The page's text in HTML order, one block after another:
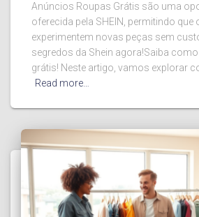
Anúncios Roupas Grátis são uma
oferecida pela SHEIN, permitindo que
experimentem novas peças sem
segredos da Shein agora!Saiba
grátis! Neste artigo, vamos explorar
Read more…